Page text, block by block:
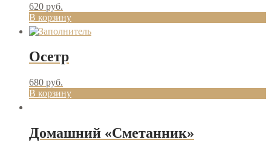
620 руб.
В корзину
Осетр
680 руб.
В корзину
Домашний «Сметанник»